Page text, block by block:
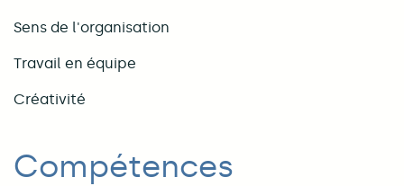
Sens de l'organisation
Travail en équipe
Créativité
Compétences